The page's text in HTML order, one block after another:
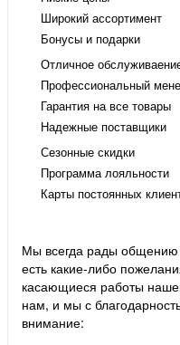
Широкий ассортимент
Бонусы и подарки
Отличное
Профессиональный
Гарантия на все товары
Надежные поставщики
Сезонные скидки
Программа лояльности
Карты постоянных
Мы всегда рады
есть какие-либо
касающиеся работы
нам, и мы с
внимание: